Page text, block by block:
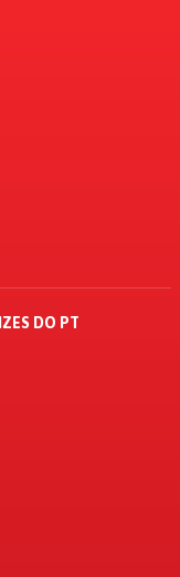
DO PT